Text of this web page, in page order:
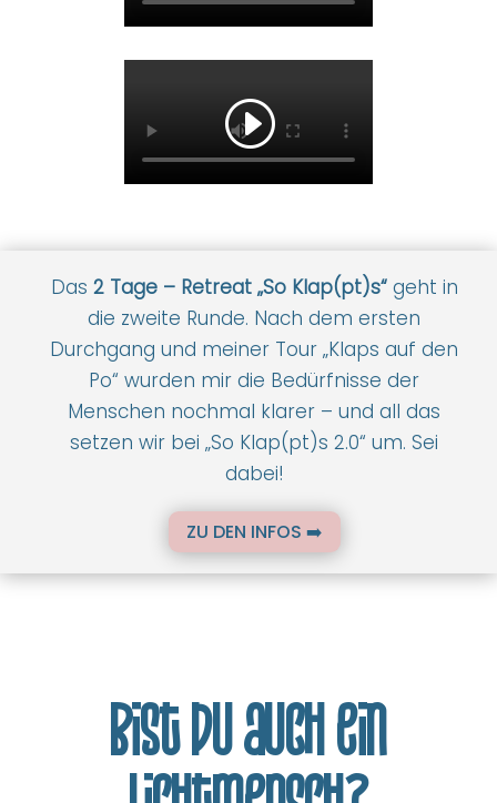
Das 2 Tage – Retreat „So Klap(pt)s“geht in
die zweite Runde. Nach dem ersten
Durchgang und meiner Tour „Klaps auf den
Po“ wurden mir die Bedürfnisse der
Menschen nochmal klarer – und all das
setzen wir bei „So Klap(pt)s 2.0“ um. Sei
dabei!
ZU DEN INFOS ➡️
Bist du auch ein